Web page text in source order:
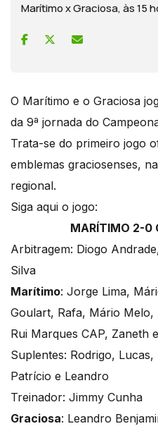
Marítimo x Graciosa, às 15
O Marítimo e o Graciosa
da 9ª jornada do
Trata-se do primeiro jogo
emblemas graciosenses,
regional.
Siga aqui o jogo:
MARÍTIMO 2-0
Arbitragem: Diogo
Silva
Marítimo: Jorge Lima,
Goulart, Rafa, Mário
Rui Marques CAP, Zaneth
Suplentes: Rodrigo,
Patrício e Leandro
Treinador: Jimmy Cunha
Graciosa: Leandro